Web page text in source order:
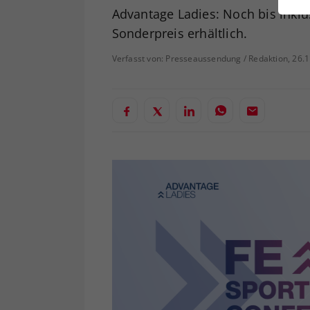
Advantage Ladies: Noch bis
Sonderpreis erhältlich.
Verfasst von: Presseaussendung / Redaktion,